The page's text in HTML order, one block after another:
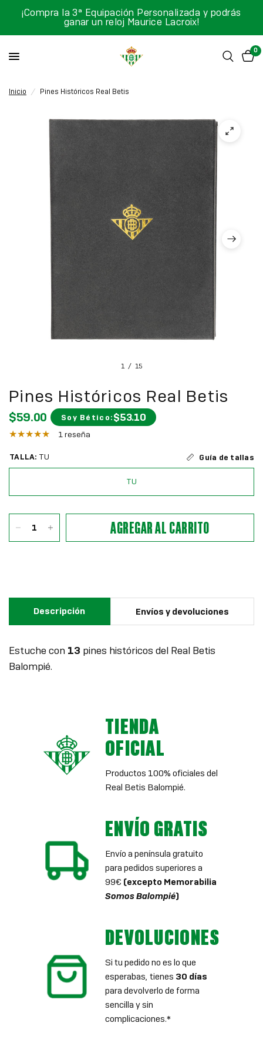
¡Compra la 3ª Equipación Personalizada y podrás
ganar un reloj Maurice Lacroix!
0
Inicio / Pines Históricos Real Betis
1 / 15
Pines Históricos Real Betis
$59.00 Soy Bético:$53.10
1 reseña
TALLA: TU Guía de tallas
TU
AGREGAR AL CARRITO
Descripción Envíos y devoluciones
Estuche con 13 pines históricos del Real Betis
Balompié.
TIENDA
OFICIAL
Productos 100% oficiales del
Real Betis Balompié.
ENVÍO GRATIS
Envío a península gratuito
para pedidos superiores a
99€ (excepto Memorabilia
Somos Balompié)
DEVOLUCIONES
Si tu pedido no es lo que
esperabas, tienes 30 días
para devolverlo de forma
sencilla y sin
complicaciones.*